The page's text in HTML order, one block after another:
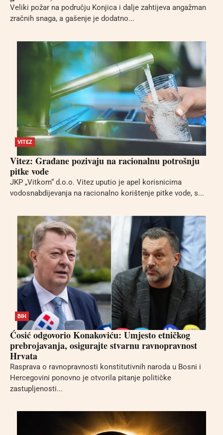
Veliki požar na području Konjica i dalje zahtijeva angažman
zračnih snaga, a gašenje je dodatno...
VITEZ
Vitez: Građane pozivaju na racionalnu potrošnju
pitke vode
JKP „Vitkom“ d.o.o. Vitez uputio je apel korisnicima
vodosnabdijevanja na racionalno korištenje pitke vode, s...
BIH
Ćosić odgovorio Konakoviću: Umjesto etničkog
prebrojavanja, osigurajte stvarnu ravnopravnost
Hrvata
Rasprava o ravnopravnosti konstitutivnih naroda u Bosni i
Hercegovini ponovno je otvorila pitanje političke
zastupljenosti...